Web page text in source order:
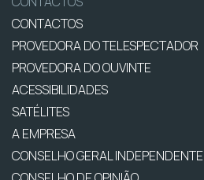
CONTACTOS
PROVEDORA DO TELESPECTADOR
PROVEDORA DO OUVINTE
ACESSIBILIDADES
SATÉLITES
A EMPRESA
CONSELHO GERAL INDEPENDENTE